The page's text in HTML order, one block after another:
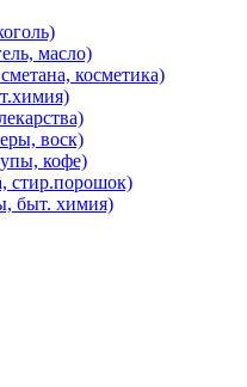
масло)
косметика)
воск)
кофе)
стир.порошок)
быт. химия)